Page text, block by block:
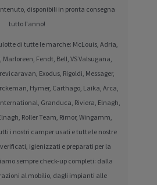
disponibili in pronta consegna
tutto l'anno!
di tutte le marche: McLouis, Adria,
Marloreen, Fendt, Bell, VS Valsugana,
Exodus, Rigoldi, Messager,
Hymer, Carthago, Laika, Arca,
Granduca, Riviera, Elnagh,
Roller Team, Rimor, Wingamm,
i nostri camper usati e tutte le nostre
igienizzati e preparati per la
sempre check-up completi: dalla
al mobilio, dagli impianti alle